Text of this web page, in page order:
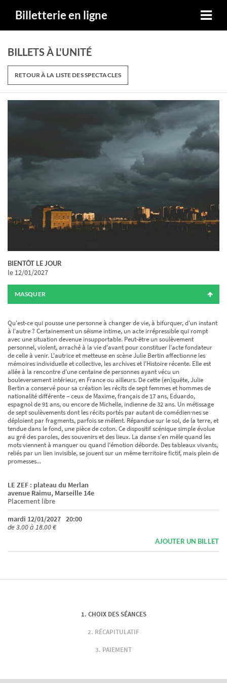
Billetterie en ligne
BILLETS À L'UNITÉ
RETOUR À LA LISTE DES SPECTACLES
BIENTÔT LE JOUR
le 12/01/2027
MASQUER
Qu'est-ce qui pousse une personne à changer de vie, à bifurquer, d'un instant
à l'autre ? Certainement un séisme intime, un acte irrépressible qui rompt
avec une situation devenue insupportable. Peut-être un soulèvement
personnel, violent, arraché à la vie d'avant pour constituer l'acte fondateur
de celle à venir. L'autrice et metteuse en scène Julie Bertin affectionne les
mémoires individuelle et collective, les archives et l'Histoire récente. Elle est
allée à la rencontre d'une centaine de personnes ayant vécu un
bouleversement intérieur, en France ou ailleurs. De cette (en)quête, Julie
Bertin a conservé pour sa création les récits de sept femmes et hommes de
nationalité différente – ceux de Maxime, français de 17 ans, Eduardo,
espagnol de 91 ans, ou encore de Michelle, indienne de 32 ans. Un métissage
de sept soulèvements dont les récits portés par autant de comédien·nes se
déploient par fragments, parfois se mêlent. Répandue sur le sol, de la terre, et
tendue dans le fond, une pièce de coton. Ce dispositif scénique simple évolue
au gré des paroles, des souvenirs et des lieux. La danse s'en mêle quand les
mots viennent à manquer ou quand l'émotion déborde. Des tableaux vivants,
reliés par un lien invisible, se jouent sur un même territoire fictif, mais plein de
promesses...
LE ZEF : plateau du Merlan
avenue Raimu, Marseille 14e
Placement libre
mardi 12/01/2027 20:00
de 3.00 à 18.00 €
AJOUTER UN BILLET
CHOIX DES SÉANCES
RÉCAPITULATIF
PAIEMENT